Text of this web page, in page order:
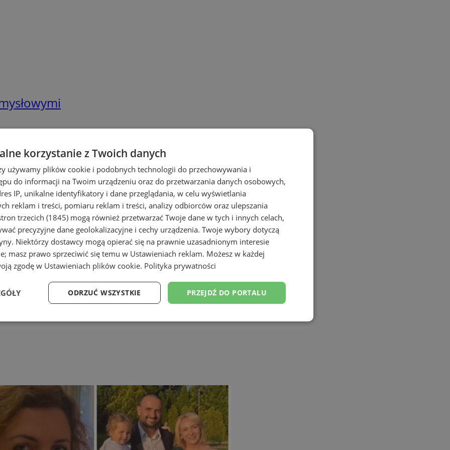
korzystanie z Twoich danych
używamy plików cookie i podobnych technologii do przechowywania i
do informacji na Twoim urządzeniu oraz do przetwarzania danych osobowych,
IP, unikalne identyfikatory i dane przeglądania, w celu wyświetlania
reklam i treści, pomiaru reklam i treści, analizy odbiorców oraz ulepszania
trzecich (1845) mogą również przetwarzać Twoje dane w tych i innych celach,
precyzyjne dane geolokalizacyjne i cechy urządzenia. Twoje wybory dotyczą
Niektórzy dostawcy mogą opierać się na prawnie uzasadnionym interesie
masz prawo sprzeciwić się temu w Ustawieniach reklam. Możesz w każdej
zgodę w Ustawieniach plików cookie. Polityka prywatności
PRZEJDŹ DO PORTALU
ODRZUĆ WSZYSTKIE
Wydajność Targetowanie Funkcjonalność Niesklasyfikowane
Targetowanie Funkcjonalność Niesklasyfikowane
umożliwiają korzystanie z podstawowych funkcji strony internetowej, takich jak logowanie użytkownika i
Bez niezbędnych plików cookie nie można prawidłowo korzystać ze strony internetowej.
Provider/Domena
Okres
przechowywania
Opis